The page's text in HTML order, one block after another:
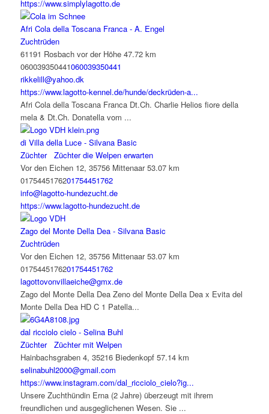
https://www.simplylagotto.de
Afri Cola della Toscana Franca - A. Engel
Zuchtrüden
61191 Rosbach vor der Höhe 47.72 km
060039350441060039350441
rikkelill@yahoo.dk
https://www.lagotto-kennel.de/hunde/deckrüden-a...
Afri Cola della Toscana Franca Dt.Ch. Charlie Helios fiore della
mela & Dt.Ch. Donatella vom ...
di Villa della Luce - Silvana Basic
Züchter
Züchter die Welpen erwarten
Vor den Eichen 12, 35756 Mittenaar 53.07 km
0175445176201754451762
info@lagotto-hundezucht.de
https://www.lagotto-hundezucht.de
Zago del Monte Della Dea - Silvana Basic
Zuchtrüden
Vor den Eichen 12, 35756 Mittenaar 53.07 km
0175445176201754451762
lagottovonvillaeiche@gmx.de
Zago del Monte Della Dea Zeno del Monte Della Dea x Evita del
Monte Della Dea HD C 1 Patella...
dal ricciolo cielo - Selina Buhl
Züchter
Züchter mit Welpen
Hainbachsgraben 4, 35216 Biedenkopf 57.14 km
selinabuhl2000@gmail.com
https://www.instagram.com/dal_ricciolo_cielo?ig...
Unsere Zuchthündin Erna (2 Jahre) überzeugt mit ihrem
freundlichen und ausgeglichenen Wesen. Sie ...